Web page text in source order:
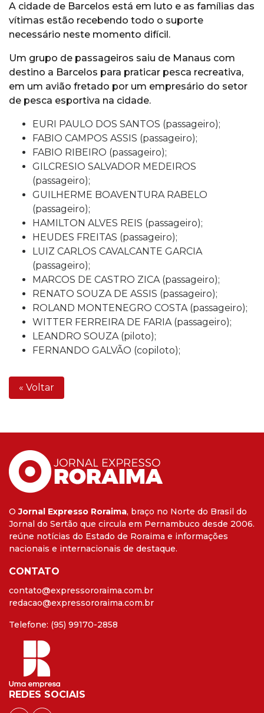
A cidade de Barcelos está em luto e as famílias das
vítimas estão recebendo todo o suporte
necessário neste momento difícil.
Um grupo de passageiros saiu de Manaus com
destino a Barcelos para praticar pesca recreativa,
em um avião fretado por um empresário do setor
de pesca esportiva na cidade.
EURI PAULO DOS SANTOS (passageiro);
FABIO CAMPOS ASSIS (passageiro);
FABIO RIBEIRO (passageiro);
GILCRESIO SALVADOR MEDEIROS
(passageiro);
GUILHERME BOAVENTURA RABELO
(passageiro);
HAMILTON ALVES REIS (passageiro);
HEUDES FREITAS (passageiro);
LUIZ CARLOS CAVALCANTE GARCIA
(passageiro);
MARCOS DE CASTRO ZICA (passageiro);
RENATO SOUZA DE ASSIS (passageiro);
ROLAND MONTENEGRO COSTA (passageiro);
WITTER FERREIRA DE FARIA (passageiro);
LEANDRO SOUZA (piloto);
FERNANDO GALVÃO (copiloto);
« Voltar
OJornal Expresso Roraima, braço no Norte do Brasil do
Jornal do Sertão que circula em Pernambuco desde 2006.
reúne notícias do Estado de Roraima e informações
nacionais e internacionais de destaque.
CONTATO
contato@expressororaima.com.br
redacao@expressororaima.com.br
Telefone: (95) 99170-2858
REDES SOCIAIS